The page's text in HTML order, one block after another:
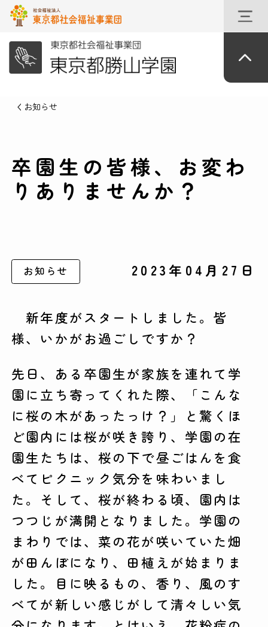
お知らせ
卒園生の皆様、お変わ
りありませんか？
お知らせ 2023年04月27日
新年度がスタートしました。皆
様、いかがお過ごしですか？
先日、ある卒園生が家族を連れて学
園に立ち寄ってくれた際、「こんな
に桜の木があったっけ？」と驚くほ
ど園内には桜が咲き誇り、学園の在
園生たちは、桜の下で昼ごはんを食
べてピクニック気分を味わいまし
た。そして、桜が終わる頃、園内は
つつじが満開となりました。学園の
まわりでは、菜の花が咲いていた畑
が田んぼになり、田植えが始まりま
した。目に映るもの、香り、風のす
べてが新しい感じがして清々しい気